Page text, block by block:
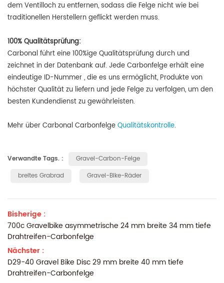
dem Ventilloch zu entfernen, sodass die Felge nicht wie bei
traditionellen Herstellern geflickt werden muss.
100% Qualitätsprüfung:
Carbonal führteine 100%ige Qualitätsprüfung durch und
zeichnet in der Datenbank auf. Jede Carbonfelge erhält eine
eindeutige ID-Nummer, die es uns ermöglicht, Produkte von
höchster Qualität zu liefern und jede Felge zu verfolgen, um den
besten Kundendienst zu gewährleisten.
Mehr über Carbonal CarbonfelgeQualitätskontrolle.
Verwandte Tags. :
Gravel-Carbon-Felge
breites Grabrad
Gravel-Bike-Räder
Bisherige :
700c Gravelbike asymmetrische 24 mm breite 34 mm tiefe
Drahtreifen-Carbonfelge
Nächster :
D29-40 Gravel Bike Disc 29 mm breite 40 mm tiefe
Drahtreifen-Carbonfelge